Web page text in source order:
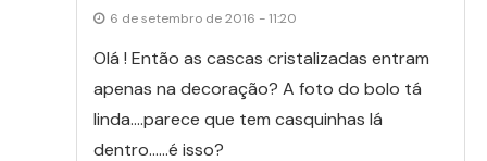
6 de setembro de 2016 - 11:20
Olá ! Então as cascas cristalizadas entram
apenas na decoração? A foto do bolo tá
linda….parece que tem casquinhas lá
dentro……é isso?